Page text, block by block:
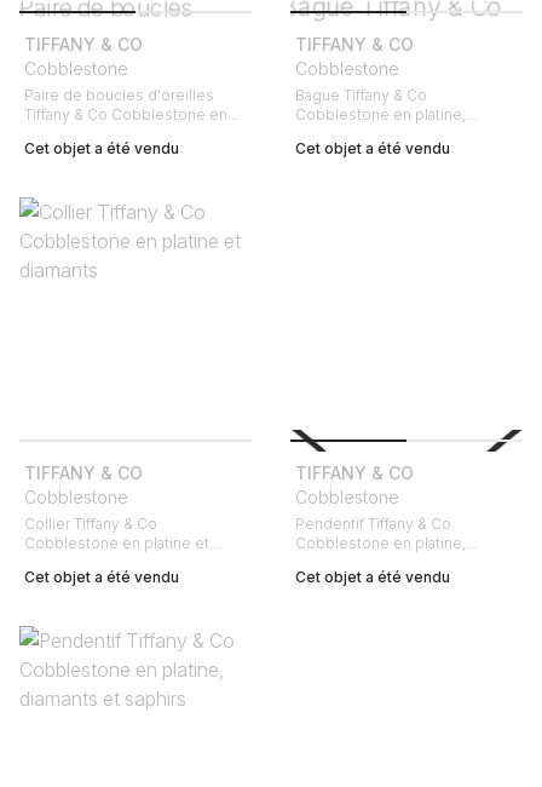
TIFFANY & CO
Cobblestone
Paire de boucles d'oreilles
Tiffany & Co Cobblestone en
Cet objet a été vendu
TIFFANY & CO
Cobblestone
Bague Tiffany & Co
Cobblestone en platine,
Cet objet a été vendu
TIFFANY & CO
Cobblestone
Collier Tiffany & Co
Cobblestone en platine et
Cet objet a été vendu
TIFFANY & CO
Cobblestone
Pendentif Tiffany & Co
Cobblestone en platine,
Cet objet a été vendu